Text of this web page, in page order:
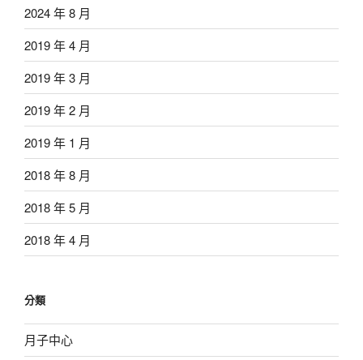
2024 年 8 月
2019 年 4 月
2019 年 3 月
2019 年 2 月
2019 年 1 月
2018 年 8 月
2018 年 5 月
2018 年 4 月
分類
月子中心